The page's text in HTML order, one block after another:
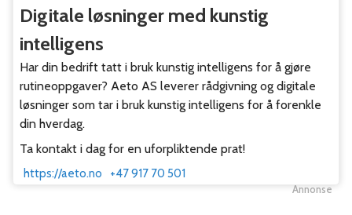
Digitale løsninger med kunstig
intelligens
Har din bedrift tatt i bruk kunstig intelligens for å gjøre
rutineoppgaver? Aeto AS leverer rådgivning og digitale
løsninger som tar i bruk kunstig intelligens for å forenkle
din hverdag.
Ta kontakt i dag for en uforpliktende prat!
https://aeto.no +47 917 70 501
Annonse